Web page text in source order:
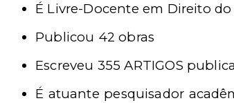
É Livre-Docente em Direito
Publicou 42 obras
Escreveu 355 ARTIGOS
É atuante pesquisador